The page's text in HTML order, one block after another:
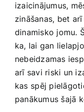
izaicinājumus,
zināšanas, bet
dinamisko jomu.
ka, lai gan
nebeidzamas
arī savi riski un
‌kas⁢ spēj
panākumus šajā